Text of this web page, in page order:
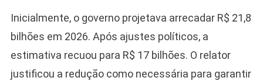
Inicialmente, o governo projetava arrecadar R$ 21,8
bilhões em 2026. Após ajustes políticos, a
estimativa recuou para R$ 17 bilhões. O relator
justificou a redução como necessária para garantir